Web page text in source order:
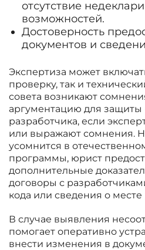
отсутствие
возможностей.
Достоверность
документов и
Экспертиза может
проверку, так и
совета возникают
аргументацию для защиты
разработчика, если
или выражают сомнения.
усомнится в
программы, юрист
дополнительные
договоры с
кода или сведения о месте
В случае выявления
помогает оперативно
внести изменения в